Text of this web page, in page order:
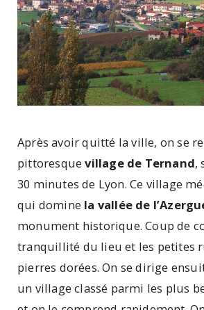
Après avoir quitté la ville, on se
pittoresquevillage de Ternand,
30 minutes de Lyon. Ce village
qui domine la vallée de
monument historique. Coup de
tranquillité du lieu et les petites
pierres dorées. On se dirige
un village classé parmi les plus